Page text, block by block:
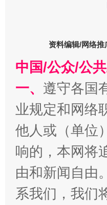
千年窑火 生
资料编辑/网络推
中国/公众/公
一、 遵守各国
业规定和网络
他人或（单位
响的，本网将
由和新闻自由
系我们，我们